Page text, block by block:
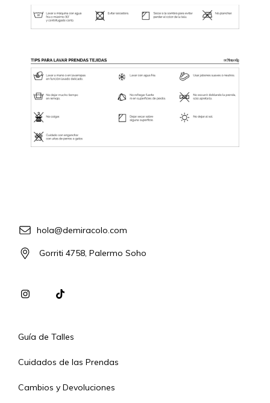
hola@demiracolo.com
Gorriti 4758, Palermo Soho
Guía de Talles
Cuidados de las Prendas
Cambios y Devoluciones